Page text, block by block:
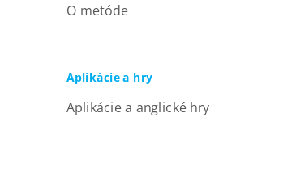
O metóde
Aplikácie a hry
Aplikácie a anglické hry